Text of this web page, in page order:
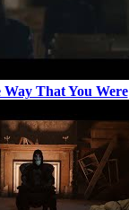
Way That You Were